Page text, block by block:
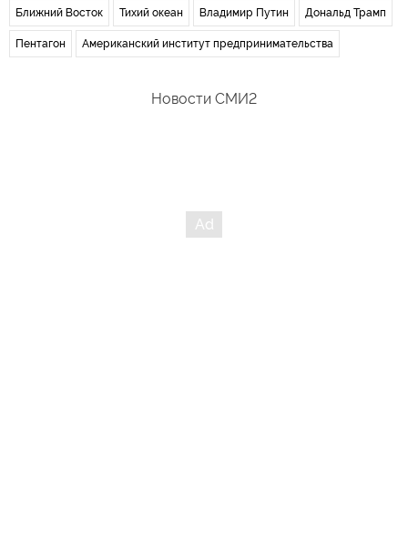
Ближний Восток Тихий океан Владимир Путин Дональд Трамп
Пентагон Американский институт предпринимательства
Новости СМИ2